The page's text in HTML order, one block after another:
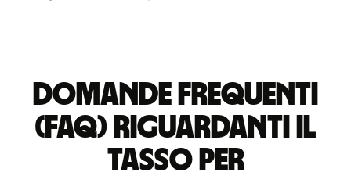
Domande frequenti
(FAQ) riguardanti il
tasso per